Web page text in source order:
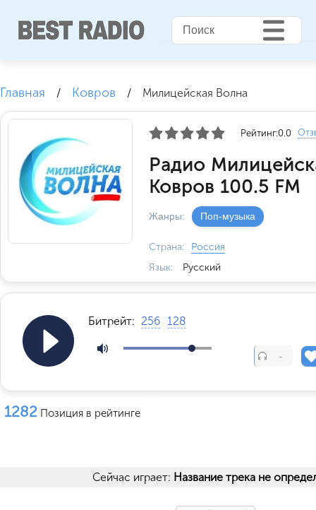
Главная / Ковров / Милицейская Волна
Рейтинг:0.0
Радио
Ковров 100.5 FM
Жанры: Поп-музыка
Страна:
Россия
Язык:
Русский
Битрейт: 256 128
-
1282 Позиция в рейтинге
Сейчас играет: Название трека не